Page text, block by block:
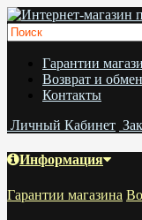
Гарантии
Возврат и
Контакты
Личный Кабинет
Информация
Гарантии магазина